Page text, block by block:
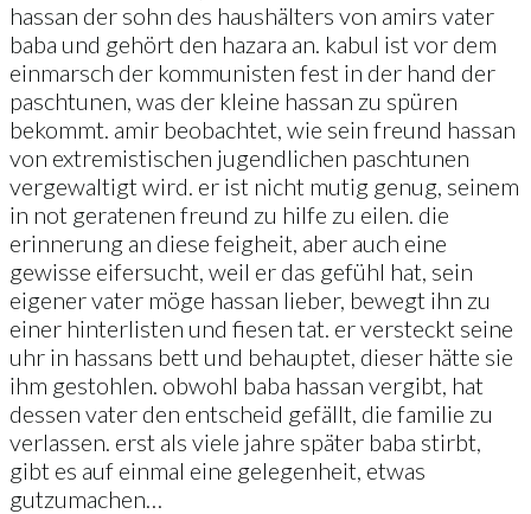
hassan der sohn des haushälters von amirs vater
baba und gehört den hazara an. kabul ist vor dem
einmarsch der kommunisten fest in der hand der
paschtunen, was der kleine hassan zu spüren
bekommt. amir beobachtet, wie sein freund hassan
von extremistischen jugendlichen paschtunen
vergewaltigt wird. er ist nicht mutig genug, seinem
in not geratenen freund zu hilfe zu eilen. die
erinnerung an diese feigheit, aber auch eine
gewisse eifersucht, weil er das gefühl hat, sein
eigener vater möge hassan lieber, bewegt ihn zu
einer hinterlisten und fiesen tat. er versteckt seine
uhr in hassans bett und behauptet, dieser hätte sie
ihm gestohlen. obwohl baba hassan vergibt, hat
dessen vater den entscheid gefällt, die familie zu
verlassen. erst als viele jahre später baba stirbt,
gibt es auf einmal eine gelegenheit, etwas
gutzumachen…